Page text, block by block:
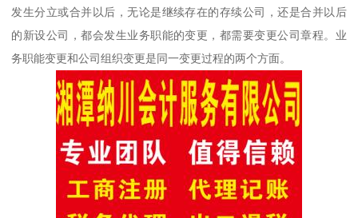
发生分立或合并以后，无论是继续存在的存续公司，还是合并以后
的新设公司，都会发生业务职能的变更，都需要变更公司章程。业
务职能变更和公司组织变更是同一变更过程的两个方面。